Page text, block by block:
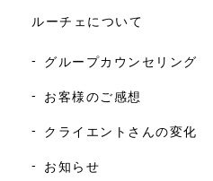
ルーチェについて
グループカウンセリング
お客様のご感想
クライエントさんの変化
お知らせ